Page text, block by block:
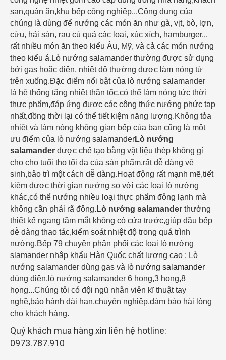
sạn,quán ăn,khu bếp công nghiệp...Công dụng của
chúng là dùng để nướng các món ăn như gà, vịt, bò, lợn,
cừu, hải sản, rau củ quả các loại, xúc xích, hamburger...
rất nhiều món ăn theo kiểu Âu, Mỹ, và cả các món nướng
theo kiểu á. Lò nướng salamander thường được sử dụng
bởi gas hoặc điện, nhiệt độ thường được làm nóng từ
trên xuống.Đặc điểm nổi bật của lò nướng salamander
là hệ thống tăng nhiệt thần tốc,có thể làm nóng tức thời
thực phẩm,đáp ứng được các công thức nướng phức tạp
nhất,đồng thời lại có thể tiết kiệm năng lượng.Không tỏa
nhiệt và làm nóng không gian bếp của bạn cũng là một
ưu điểm của lò nướng salamanderLò nướng
salamander được chế tạo bằng vật liệu thép không gỉ
cho cho tuổi thọ tối đa của sản phẩm,rất dễ dàng vệ
sinh,bảo trì một cách dễ dàng.Hoạt động rất mạnh mẽ,tiết
kiệm được thời gian nướng so với các loại lò nướng
khác,có thể nướng nhiều loại thực phẩm đông lạnh mà
không cần phải rã đông. Lò nướng salamander thường
thiết kế ngang tầm mắt không có cửa trước,giúp đầu bếp
dễ dàng thao tác,kiểm soát nhiệt độ trong quá trình
nướng.Bếp 79 chuyên phân phối các loại lò nướng
slamander nhập khẩu Hàn Quốc chất lượng cao : Lò
nướng salamander dùng gas và lò nướng salamander
dùng điện,lò nướng salamander 6 họng,3 họng,8
họng...Chúng tôi có đội ngũ nhân viên kĩ thuật tay
nghề,bảo hành dài hạn,chuyên nghiệp,đảm bảo hài lòng
cho khách hàng.
Quý khách mua hàng xin liên hệ hotline:
0973.787.910